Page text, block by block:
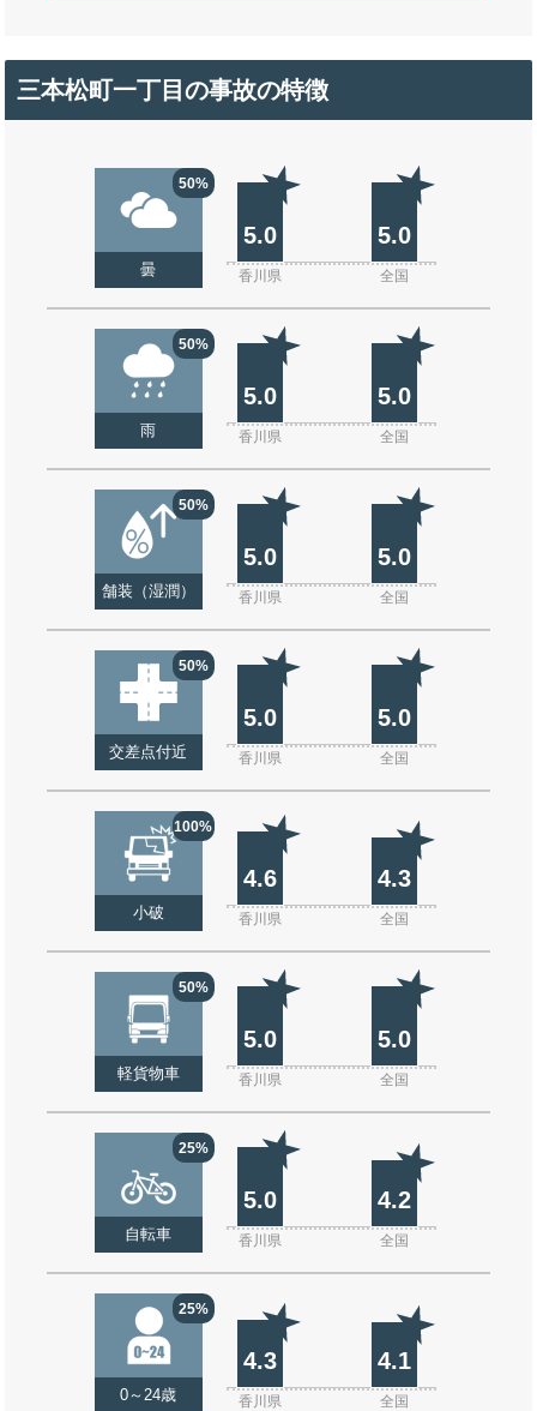
三本松町一丁目の事故の特徴
50%
曇
5.0 5.0
香川県 全国
50%
雨
5.0 5.0
香川県 全国
50%
舗装（湿潤）
5.0 5.0
香川県 全国
50%
交差点付近
5.0 5.0
香川県 全国
100%
小破
4.6 4.3
香川県 全国
50%
軽貨物車
5.0 5.0
香川県 全国
25%
自転車
5.0 4.2
香川県 全国
25%
0～24歳
4.3 4.1
香川県 全国